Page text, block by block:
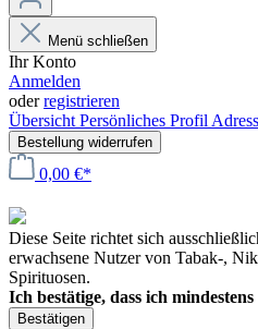
Menü schließen
Ihr Konto
Anmelden
oderregistrieren
Übersicht Persönliches Profil
Bestellung widerrufen
0,00 €*
Diese Seite richtet sich
erwachsene Nutzer von Tabak-,
Spirituosen.
Ich bestätige, dass ich
Bestätigen